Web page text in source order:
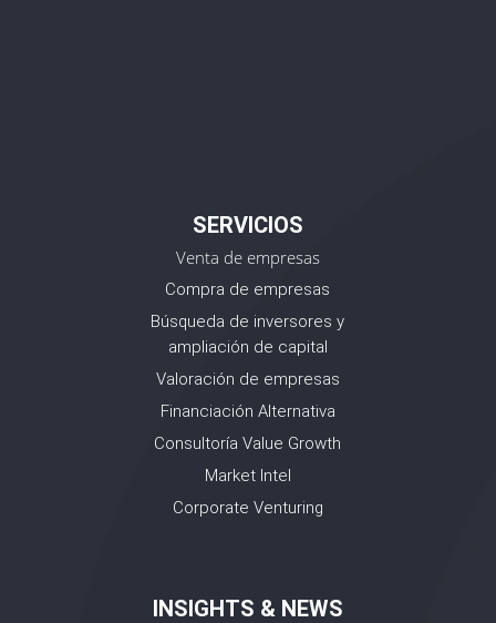
SERVICIOS
Venta de empresas
Compra de empresas
Búsqueda de inversores y
ampliación de capital
Valoración de empresas
Financiación Alternativa
Consultoría Value Growth
Market Intel
Corporate Venturing
INSIGHTS & NEWS